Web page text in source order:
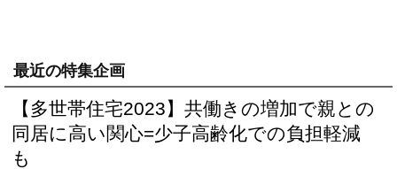
最近の特集企画
【多世帯住宅2023】共働きの増加で親との
同居に高い関心=少子高齢化での負担軽減
も